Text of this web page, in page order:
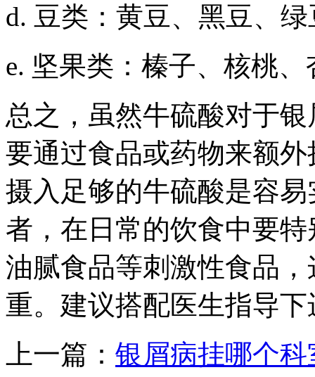
d. 豆类：黄豆、黑豆、
e. 坚果类：榛子、核桃
总之，虽然牛硫酸对于
要通过食品或药物来额
摄入足够的牛硫酸是容
者，在日常的饮食中要
油腻食品等刺激性食品
重。建议搭配医生指导
上一篇： 银屑病挂哪个科